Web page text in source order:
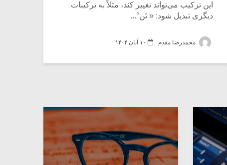
این ترکیب می‌تواند تغییر کند، مثلاً به ترکيبات
ديگری تبديل شود: « تَن°...
محمدرضا مقدم ۱۰ آبان ۱۴۰۴